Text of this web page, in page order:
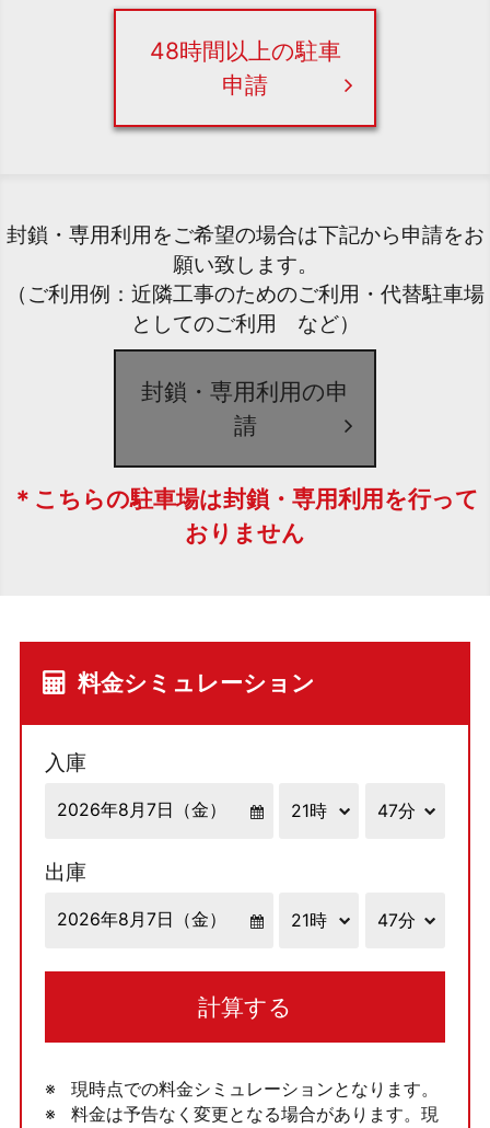
48時間以上の駐車
申請
封鎖・専用利用をご希望の場合は下記から申請をお
願い致します。
（ご利用例：近隣工事のためのご利用・代替駐車場
としてのご利用 など）
封鎖・専用利用の申
請
＊こちらの駐車場は封鎖・専用利用を行って
おりません
料金シミュレーション
入庫
出庫
計算する
現時点での料金シミュレーションとなります。
料金は予告なく変更となる場合があります。現